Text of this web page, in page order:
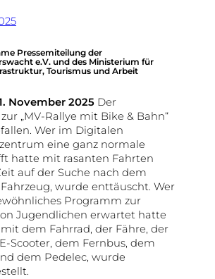
Pressemiteilung der
e.V. und des Ministerium für
Tourismus und Arbeit
November 2025 Der
„MV-Rallye mit Bike & Bahn“
Wer im Digitalen
eine ganz normale
hatte mit rasanten Fahrten
auf der Suche nach dem
wurde enttäuscht. Wer
Programm zur
Jugendlichen erwartet hatte
dem Fahrrad, der Fähre, der
Scooter, dem Fernbus, dem
dem Pedelec, wurde